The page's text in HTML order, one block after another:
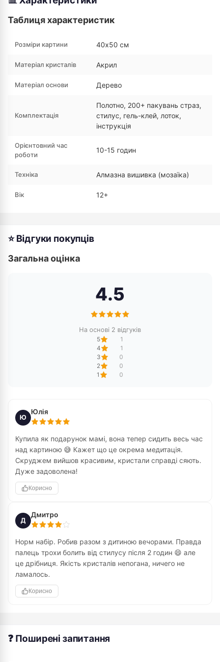
Таблиця характеристик
Розміри картини 40х50 см
Матеріал кристалів Акрил
Матеріал основи Дерево
Комплектація
Полотно, 200+ пакувань страз,
стилус, гель-клей, лоток,
інструкція
Орієнтовний час
роботи
10-15 годин
Техніка Алмазна вишивка (мозаїка)
Вік 12+
⭐ Відгуки покупців
Загальна оцінка
4.5
На основі 2 відгуків
5
1
4
1
3
0
2
0
1
0
Ю
Юлія
Купила як подарунок мамі, вона тепер сидить весь час
над картиною 😅 Кажет що це окрема медитація.
Скруджем вийшов красивим, кристали справді сяють.
Дуже задоволена!
Корисно
Д
Дмитро
Норм набір. Робив разом з дитиною вечорами. Правда
палець трохи болить від стилусу після 2 годин 😄 але
це дрібниця. Якість кристалів непогана, ничего не
ламалось.
Корисно
❓ Поширені запитання